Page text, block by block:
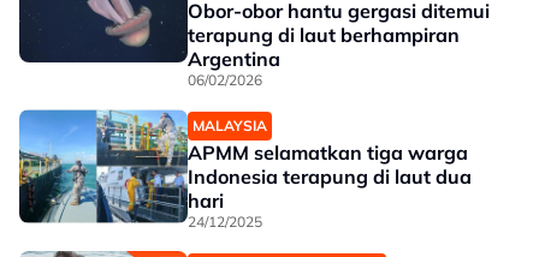
Obor-obor hantu gergasi ditemui
terapung di laut berhampiran
Argentina
06/02/2026
MALAYSIA
APMM selamatkan tiga warga
Indonesia terapung di laut dua
hari
24/12/2025